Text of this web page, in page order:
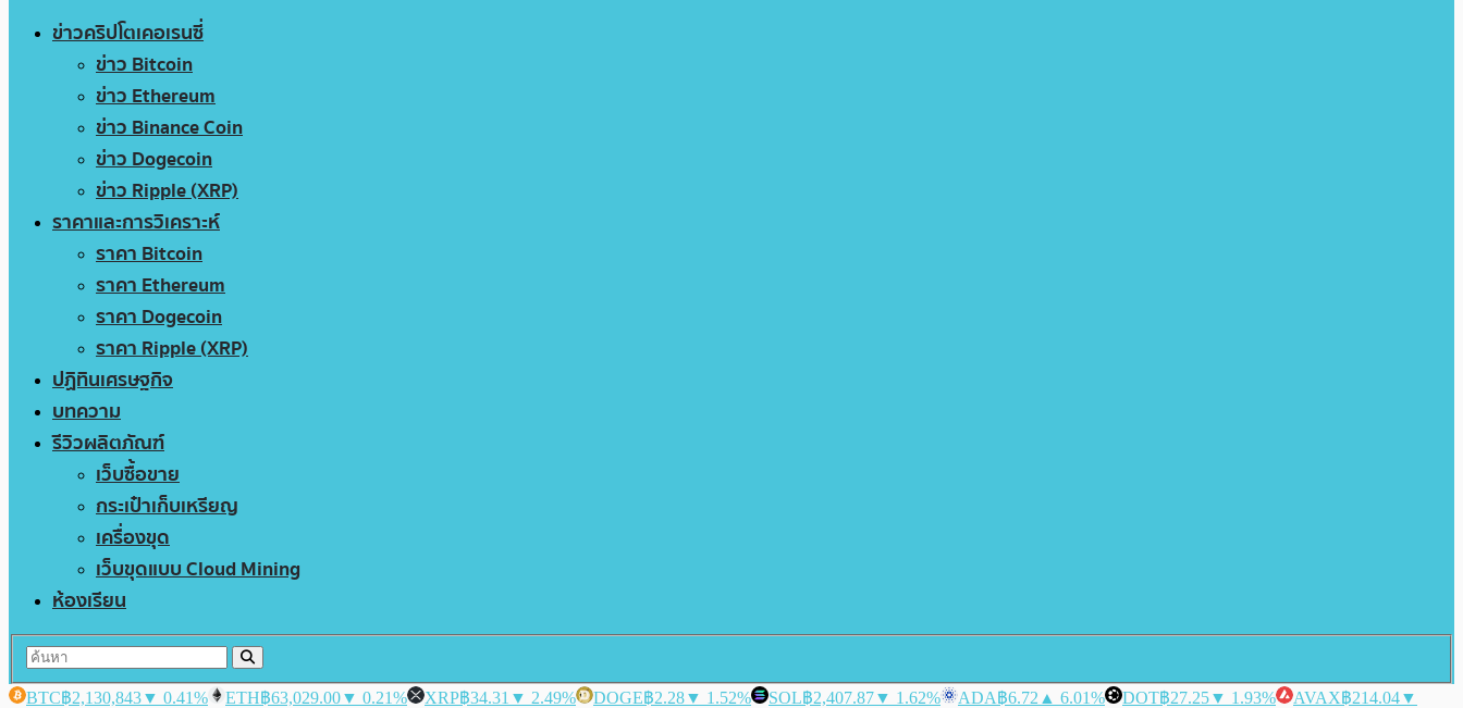
ข่าวคริปโตเคอเรนซี่
ข่าว Bitcoin
ข่าว Ethereum
ข่าว Binance Coin
ข่าว Dogecoin
ข่าว Ripple (XRP)
ราคาและการวิเคราะห์
ราคา Bitcoin
ราคา Ethereum
ราคา Dogecoin
ราคา Ripple (XRP)
ปฏิทินเศรษฐกิจ
บทความ
รีวิวผลิตภัณฑ์
เว็บซื้อขาย
กระเป๋าเก็บเหรียญ
เครื่องขุด
เว็บขุดแบบ Cloud Mining
ห้องเรียน
BTC฿2,130,843▼ 0.41% ETH฿63,029.00▼ 0.21% XRP฿34.31 ▼ 2.49% DOGE฿2.28▼ 1.52% SOL฿2,407.87▼ 1.62% ADA฿6.72 ▲ 6.01% DOT฿27.25▼ 1.93% AVAX฿214.04▼